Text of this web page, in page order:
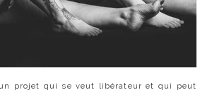
projet qui se veut libérateur et qui peut